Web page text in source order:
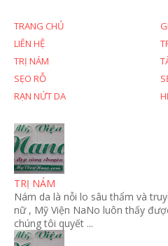
TRANG CHỦ
LIÊN HỆ
TRỊ NÁM
SẸO RỖ
RẠN NỨT DA
TRỊ NÁM
Nám da là nỗi lo sâu thẩm và
nữ , Mỹ Viện NaNo luôn thấy
chúng tôi quyết ...